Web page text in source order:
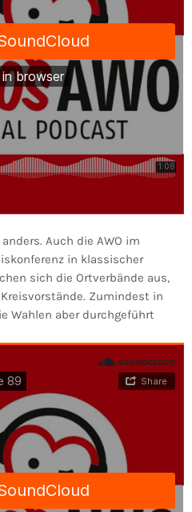
Auch die AWO im
in klassischer
sich die Ortverbände aus,
Zumindest in
Wahlen aber durchgeführt